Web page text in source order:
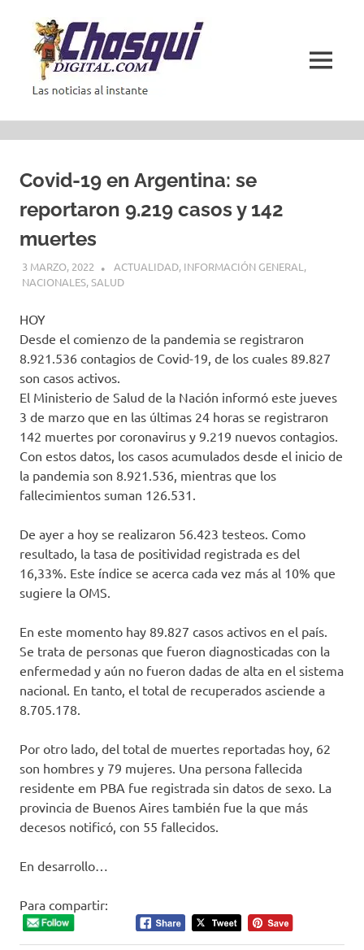
contenido
MENÚ
Covid-19 en Argentina: se
reportaron 9.219 casos y 142
muertes
3 MARZO, 2022 ACTUALIDAD, INFORMACIÓN GENERAL ,
NACIONALES,SALUD
HOY
Desde el comienzo de la pandemia se registraron
8.921.536 contagios de Covid-19, de los cuales 89.827
son casos activos.
El Ministerio de Salud de la Nación informó este jueves
3 de marzo que en las últimas 24 horas se registraron
142 muertes por coronavirus y 9.219 nuevos contagios.
Con estos datos, los casos acumulados desde el inicio de
la pandemia son 8.921.536, mientras que los
fallecimientos suman 126.531.
De ayer a hoy se realizaron 56.423 testeos. Como
resultado, la tasa de positividad registrada es del
16,33%. Este índice se acerca cada vez más al 10% que
sugiere la OMS.
En este momento hay 89.827 casos activos en el país.
Se trata de personas que fueron diagnosticadas con la
enfermedad y aún no fueron dadas de alta en el sistema
nacional. En tanto, el total de recuperados asciende a
8.705.178.
Por otro lado, del total de muertes reportadas hoy, 62
son hombres y 79 mujeres. Una persona fallecida
residente em PBA fue registrada sin datos de sexo. La
provincia de Buenos Aires también fue la que más
decesos notificó, con 55 fallecidos.
En desarrollo…
Para compartir: